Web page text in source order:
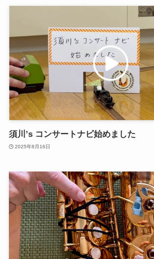
須川’s コンサートナビ始めました
2025年8月16日